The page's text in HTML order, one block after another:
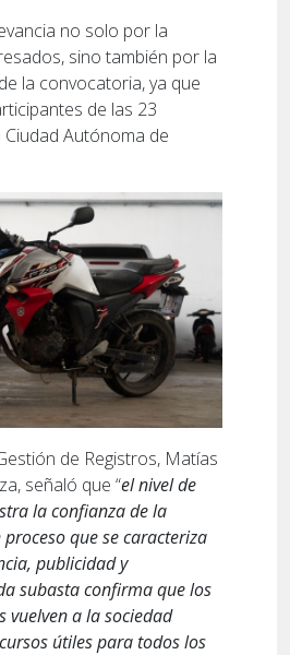
no solo por la
sino también por la
la convocatoria, ya que
de las 23
Ciudad Autónoma de
de Registros, Matías
señaló que “el nivel de
la confianza de la
que se caracteriza
publicidad y
subasta confirma que los
vuelven a la sociedad
útiles para todos los